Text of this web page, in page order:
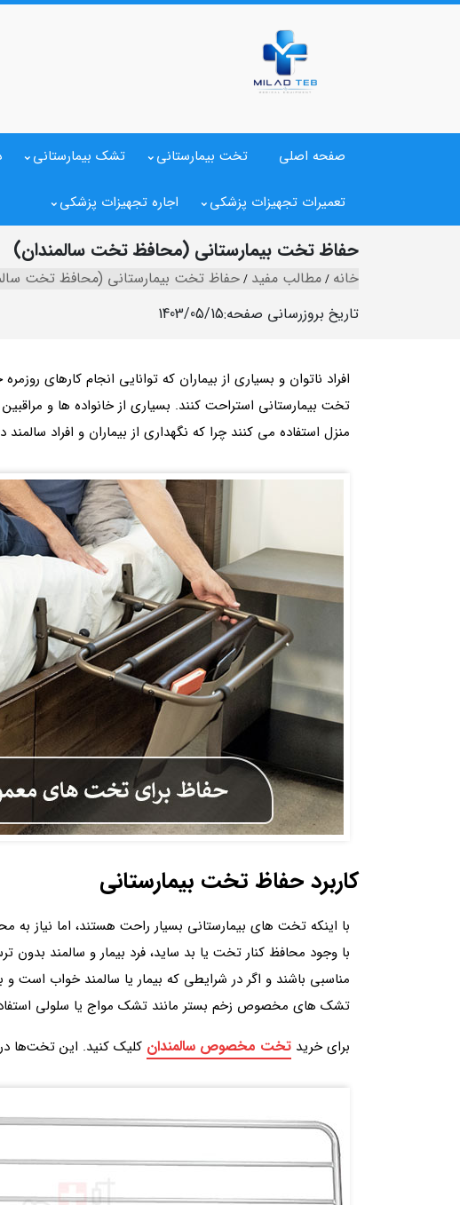
صفحه اصلی تخت بیمارستانی تشک بیمارستانی
تعمیرات تجهیزات پزشکی اجاره تجهیزات پزشکی
حفاظ تخت بیمارستانی (محافظ تخت سالمندان)
خانه مطالب مفید حفاظ تخت بیمارستانی (محافظ تخت
تاریخ بروزرسانی صفحه:1403/05/15
افراد ناتوان و بسیاری از بیماران که توانایی انجام کارهای
تخت بیمارستانی استراحت کنند. بسیاری از خانواده ها و
منزل استفاده می کنند چرا که نگهداری از بیماران و افراد
کاربرد حفاظ تخت بیمارستانی
با اینکه تخت های بیمارستانی بسیار راحت هستند، اما نیاز
با وجود محافظ کنار تخت یا بد ساید، فرد بیمار و سالمند
مناسبی باشند و اگر در شرایطی که بیمار یا سالمند خواب است
تشک های مخصوص زخم بستر مانند تشک مواج یا سلولی
برای خرید تخت مخصوص سالمندان کلیک کنید. این تخت‌ها